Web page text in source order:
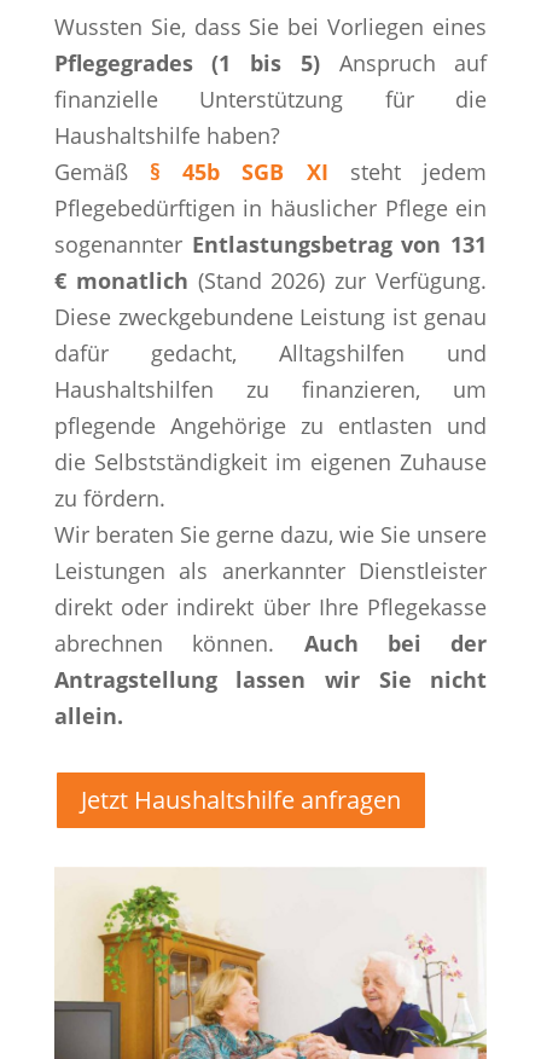
Wussten Sie, dass Sie bei Vorliegen eines
Pflegegrades (1 bis 5)Anspruch auf
finanzielle Unterstützung für die
Haushaltshilfe haben?
Gemäß § 45b SGB XI steht jedem
Pflegebedürftigen in häuslicher Pflege ein
sogenannter Entlastungsbetrag von 131
€ monatlich (Stand 2026) zur Verfügung.
Diese zweckgebundene Leistung ist genau
dafür gedacht, Alltagshilfen und
Haushaltshilfen zu finanzieren, um
pflegende Angehörige zu entlasten und
die Selbstständigkeit im eigenen Zuhause
zu fördern.
Wir beraten Sie gerne dazu, wie Sie unsere
Leistungen als anerkannter Dienstleister
direkt oder indirekt über Ihre Pflegekasse
abrechnen können. Auch bei der
Antragstellung lassen wir Sie nicht
allein.
Jetzt Haushaltshilfe anfragen